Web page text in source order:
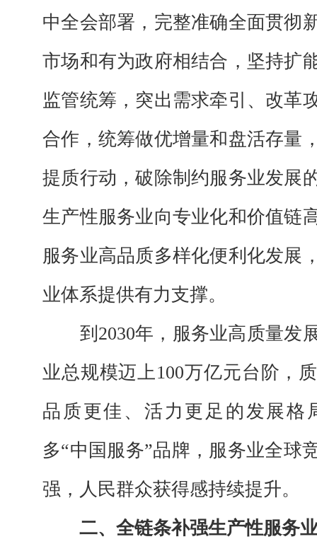
中全会部署，完整准确全面贯彻
市场和有为政府相结合，坚持扩
监管统筹，突出需求牵引、改革
合作，统筹做优增量和盘活存量
提质行动，破除制约服务业发展
生产性服务业向专业化和价值链
服务业高品质多样化便利化发展
业体系提供有力支撑。
到2030年，服务业高质量发
业总规模迈上100万亿元台阶，
品质更佳、活力更足的发展格
多“中国服务”品牌，服务业全球
强，人民群众获得感持续提升。
二、全链条补强生产性服务